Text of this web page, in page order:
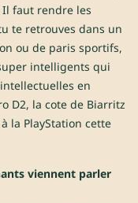
faut rendre les
te retrouves dans un
ou de paris sportifs,
intelligents qui
en
D2, la cote de Biarritz
la PlayStation cette
viennent parler